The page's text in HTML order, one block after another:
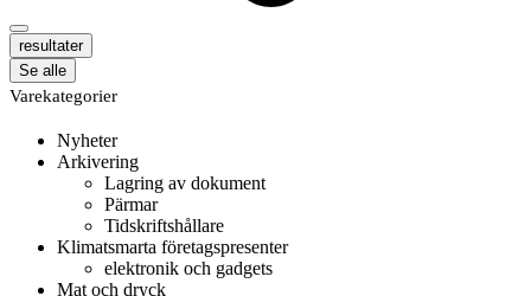
resultater
Se alle
Varekategorier
Nyheter
Arkivering
Lagring av dokument
Pärmar
Tidskriftshållare
Klimatsmarta företagspresenter
elektronik och gadgets
Mat och dryck